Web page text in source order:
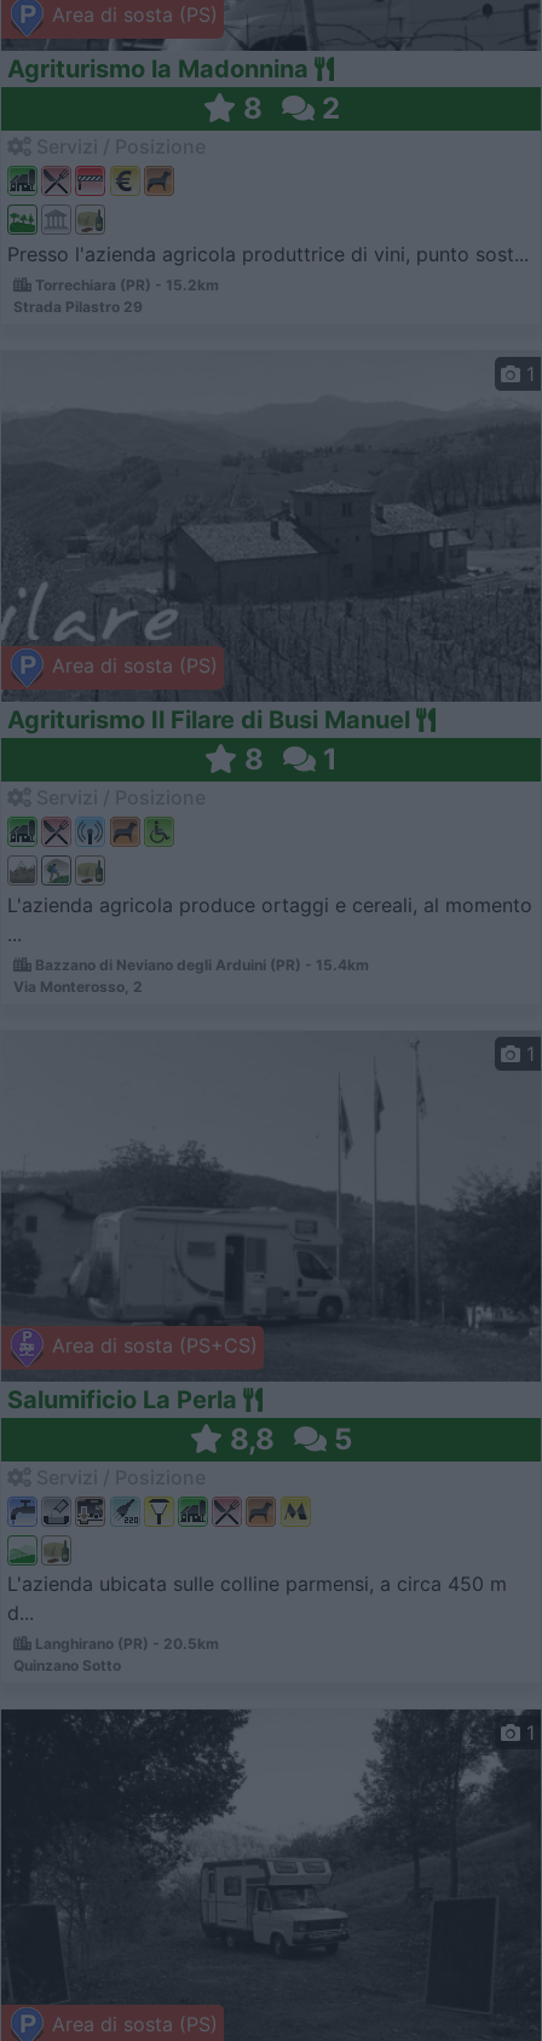
Area di sosta (PS)
Agriturismo la Madonnina
8 2
Presso l'azienda agricola produttrice di vini, punto sost...
Torrechiara (PR) - 15.2km
Strada Pilastro 29
Area di sosta (PS)
1
Agriturismo Il Filare di Busi Manuel
8 1
L'azienda agricola produce ortaggi e cereali, al momento
...
Bazzano di Neviano degli Arduini (PR) - 15.4km
Via Monterosso, 2
Area di sosta (PS+CS)
1
Salumificio La Perla
8,8 5
L'azienda ubicata sulle colline parmensi, a circa 450 m
d...
Langhirano (PR) - 20.5km
Quinzano Sotto
Area di sosta (PS)
1